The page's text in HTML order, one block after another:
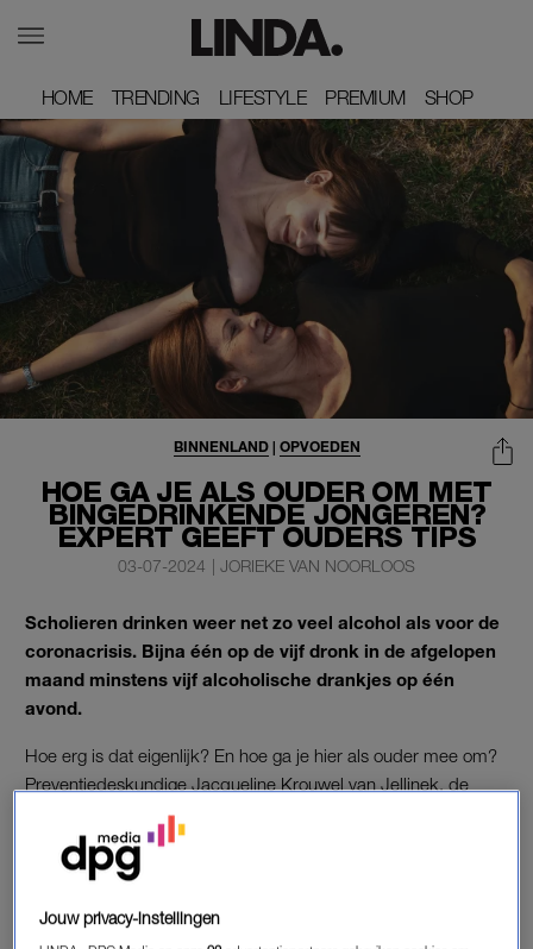
HOME
HOME TRENDING
TRENDING LIFESTYLE
LIFESTYLE PREMIUM
PREMIUM SHOP
SHOP
HOE GA JE ALS OUDER OM MET
BINGEDRINKENDE JONGEREN?
EXPERT GEEFT OUDERS TIPS
BINNENLAND| OPVOEDEN
03-07-2024 | JORIEKE VAN NOORLOOS
Scholieren drinken weer net zo veel alcohol als voor de
coronacrisis. Bijna één op de vijf dronk in de afgelopen
maand minstens vijf alcoholische drankjes op één
avond.
Hoe erg is dat eigenlijk? En hoe ga je hier als ouder mee om?
Preventiedeskundige Jacqueline Krouwel van Jellinek, de
instelling voor verslavingszorg, legt het uit.
ALCOHOL EN JONGEREN
“Onlangs sprak ik een vader die mij vertelde dat hij was
Jouw privacy-instellingen